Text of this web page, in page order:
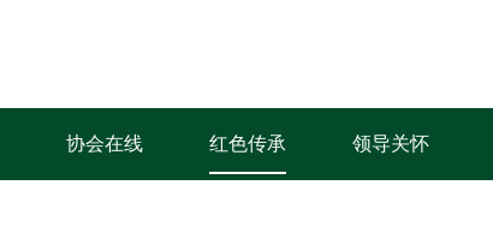
协会在线 红色传承 领导关怀